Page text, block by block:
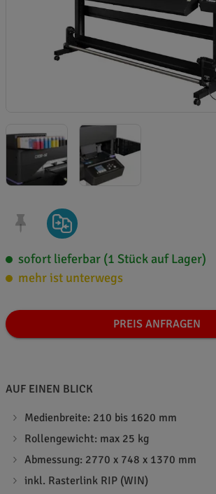
sofort lieferbar (1 Stück auf Lager)
mehr ist unterwegs
PREIS ANFRAGEN
AUF EINEN BLICK
Medienbreite: 210 bis 1620 mm
Rollengewicht: max 25 kg
Abmessung: 2770 x 748 x 1370 mm
inkl. Rasterlink RIP (WIN)